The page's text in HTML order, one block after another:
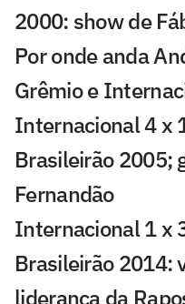
2000: show de
Por onde anda
Grêmio e
Internacional 4 x
Brasileirão 2005;
Fernandão
Internacional 1 x
Brasileirão 2014:
liderança da